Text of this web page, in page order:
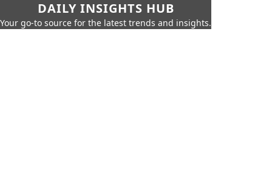
DAILY INSIGHTS HUB
Your go-to source for the latest trends and insights.